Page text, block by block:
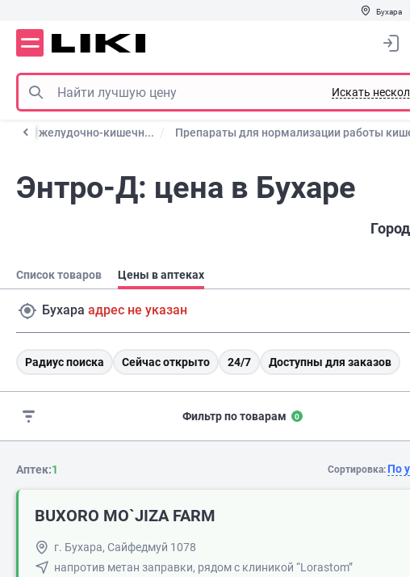
Бухара
Искать
желудочно-кишечн... Препараты для нормализации работы
Энтро-Д: цена в Бухаре
Список товаров Цены в аптеках
Бухара адрес не указан
Радиус поиска Сейчас открыто 24/7 Доступны для заказов
Фильтр по товарам 0
Аптек:1 Сортировка: По
BUXORO MO`JIZA FARM
г. Бухара, Сайфедмуй 1078
напротив метан заправки, рядом с клиникой “Lorastom”